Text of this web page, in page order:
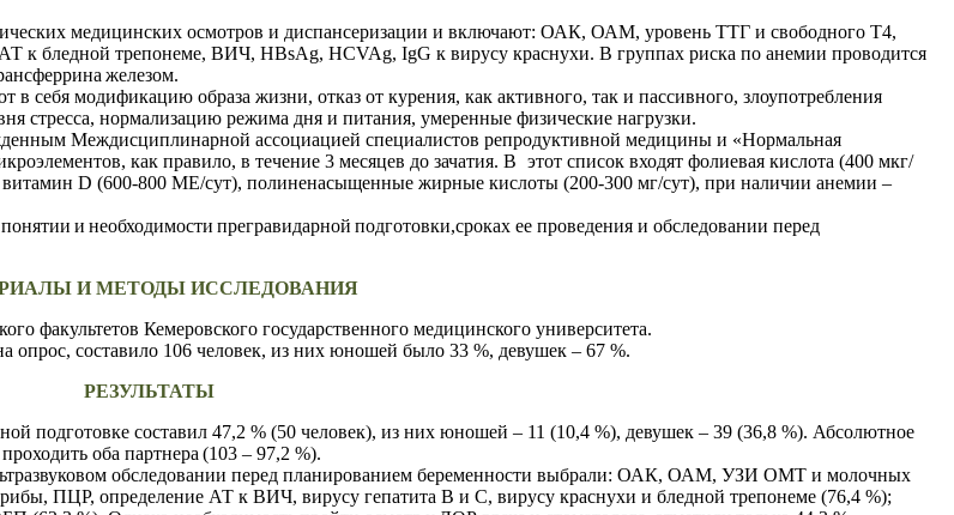
медицинских осмотров и диспансеризации и включают: ОАК, ОАМ, уровень ТТГ и свободного Т4,
к бледной трепонеме, ВИЧ, HBsAg, HCVAg, IgG к вирусу краснухи. В группах риска по анемии проводится
железом.
себя модификацию образа жизни, отказ от курения, как активного, так и пассивного, злоупотребления
стресса, нормализацию режима дня и питания, умеренные физические нагрузки.
Междисциплинарной ассоциацией специалистов репродуктивной медицины и «Нормальная
как правило, в течение 3 месяцев до зачатия. В этот список входят фолиевая кислота (400 мкг/
D (600-800 МЕ/сут), полиненасыщенные жирные кислоты (200-300 мг/сут), при наличии анемии –
понятии и необходимости прегравидарной подготовки,сроках ее проведения и обследовании перед
И МЕТОДЫ ИССЛЕДОВАНИЯ
факультетов Кемеровского государственного медицинского университета.
опрос, составило 106 человек, из них юношей было 33 %, девушек – 67 %.
РЕЗУЛЬТАТЫ
подготовке составил 47,2 % (50 человек), из них юношей – 11 (10,4 %), девушек – 39 (36,8 %). Абсолютное
проходить оба партнера (103 – 97,2 %).
обследовании перед планированием беременности выбрали: ОАК, ОАМ, УЗИ ОМТ и молочных
ПЦР, определение АТ к ВИЧ, вирусу гепатита В и С, вирусу краснухи и бледной трепонеме (76,4 %);